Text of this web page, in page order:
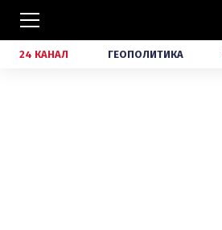
24 КАНАЛ ГЕОПОЛИТИКА